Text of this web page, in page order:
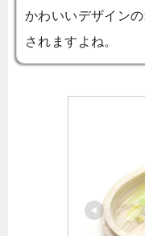
かわいいデザイン
されますよね。